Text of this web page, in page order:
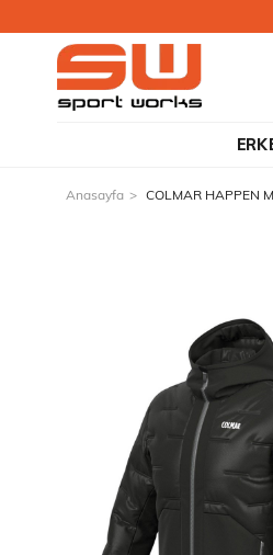
Anasayfa COLMAR HAPPEN